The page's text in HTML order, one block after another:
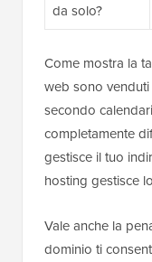
da solo?
Come mostra la
web sono
secondo
completamente
gestisce il tuo
hosting gestisce
Vale anche la
dominio ti